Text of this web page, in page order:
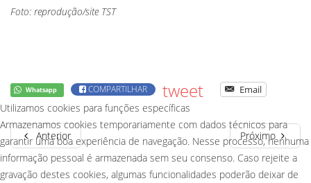
Foto: reprodução/site TST
Whatsapp COMPARTILHAR tweet Email
Anterior Próximo
Utilizamos cookies para funções específicas
Armazenamos cookies temporariamente com dados técnicos para
garantir uma boa experiência de navegação. Nesse processo, nenhuma
informação pessoal é armazenada sem seu consenso. Caso rejeite a
gravação destes cookies, algumas funcionalidades poderão deixar de